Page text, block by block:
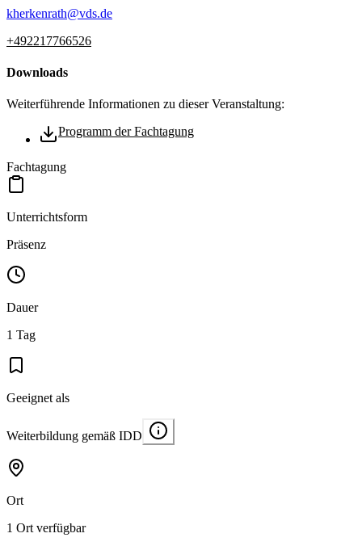
kherkenrath@vds.de
+492217766526
Downloads
Weiterführende Informationen zu dieser Veranstaltung:
Programm der Fachtagung
Fachtagung
Unterrichtsform
Präsenz
Dauer
1 Tag
Geeignet als
Weiterbildung gemäß IDD
Ort
1 Ort verfügbar